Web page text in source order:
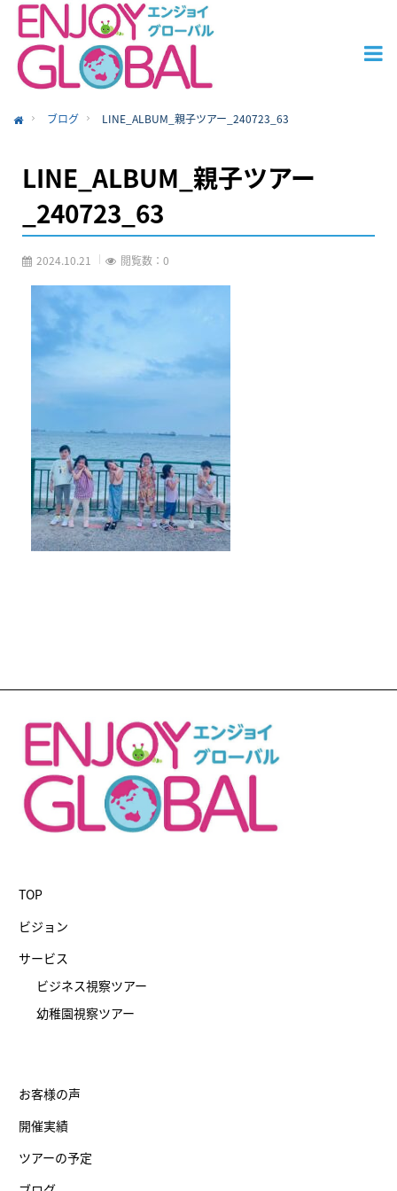
ブログ LINE_ALBUM_親子ツアー_240723_63
LINE_ALBUM_親子ツアー
_240723_63
2024.10.21 閲覧数：0
TOP
ビジョン
サービス
ビジネス視察ツアー
幼稚園視察ツアー
お客様の声
開催実績
ツアーの予定